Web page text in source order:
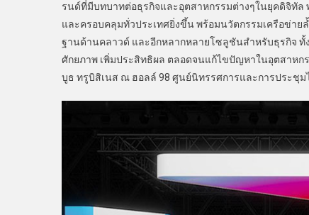
รนด์ที่มีบทบาทต่อธุรกิจและอุตสาหกรรมต่างๆในยุคดิจิทัล
และครอบคลุมทั่วประเทศยิ่งขึ้น พร้อมนวัตกรรมเครือข่าย
ฐานด้านคลาวด์ และอีกหลากหลายโซลูชันสำหรับธุรกิจ ทั้
ศักยภาพ เพิ่มประสิทธิผล ตลอดจนแก้ไขปัญหาในอุตสาหก
บูธ ทรูบิสิเนส ณ ฮอลล์ 98 ศูนย์นิทรรศการและการประชุม